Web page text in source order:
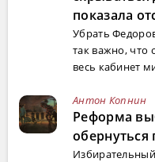
показала
Убрать
так важно, что
весь кабинет
Антон Копнин
Реформа